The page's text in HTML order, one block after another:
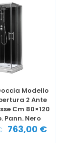
Modello
2 Ante
Cm 80×120
Pann. Nero
763,00 €